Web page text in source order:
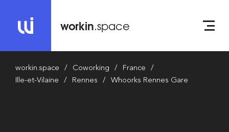
workin.space
workin.space Coworking
France
Ille-et-Vilaine
Rennes Whoorks Rennes Gare